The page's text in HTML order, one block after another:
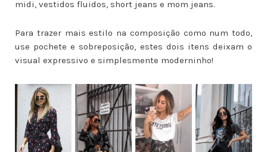
midi, vestidos fluidos, short jeans e mom jeans.
Para trazer mais estilo na composição como num todo,
use pochete e sobreposição, estes dois itens deixam o
visual expressivo e simplesmente moderninho!